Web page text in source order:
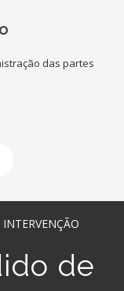
das partes
de